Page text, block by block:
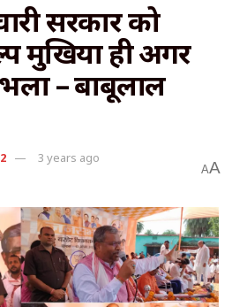
सरकार को
मुखिया ही अगर
भला – बाबूलाल
3 years ago
AA